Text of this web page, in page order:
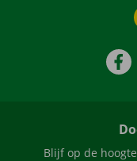
Blijf op de